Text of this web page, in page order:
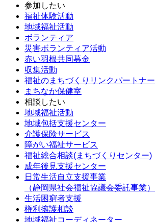
参加したい
福祉体験活動
地域福祉活動
ボランティア
災害ボランティア活動
赤い羽根共同募金
収集活動
福祉のまちづくりリンクパートナー
まちなか保健室
相談したい
地域福祉活動
地域包括支援センター
介護保険サービス
障がい福祉サービス
福祉総合相談(まちづくりセンター)
成年後見支援センター
日常生活自立支援事業
（静岡県社会福祉協議会委託事業）
生活困窮者支援
権利擁護相談
地域福祉コーディネーター